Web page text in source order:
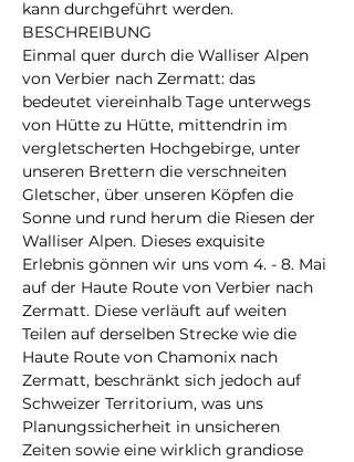
kann durchgeführt werden.
BESCHREIBUNG
Einmal quer durch die Walliser Alpen
von Verbier nach Zermatt: das
bedeutet viereinhalb Tage unterwegs
von Hütte zu Hütte, mittendrin im
vergletscherten Hochgebirge, unter
unseren Brettern die verschneiten
Gletscher, über unseren Köpfen die
Sonne und rund herum die Riesen der
Walliser Alpen. Dieses exquisite
Erlebnis gönnen wir uns vom 4. - 8. Mai
auf der Haute Route von Verbier nach
Zermatt. Diese verläuft auf weiten
Teilen auf derselben Strecke wie die
Haute Route von Chamonix nach
Zermatt, beschränkt sich jedoch auf
Schweizer Territorium, was uns
Planungssicherheit in unsicheren
Zeiten sowie eine wirklich grandiose